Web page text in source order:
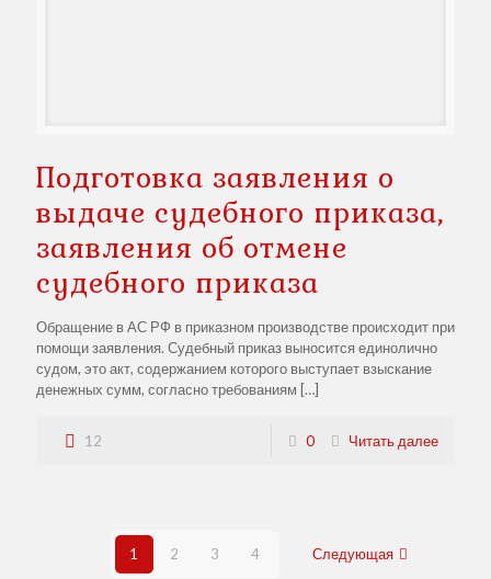
Подготовка заявления о
выдаче судебного приказа,
заявления об отмене
судебного приказа
Обращение в АС РФ в приказном производстве происходит при
помощи заявления. Судебный приказ выносится единолично
судом, это акт, содержанием которого выступает взыскание
денежных сумм, согласно требованиям […]
12 0 Читать далее
1 2 3 4 Следующая